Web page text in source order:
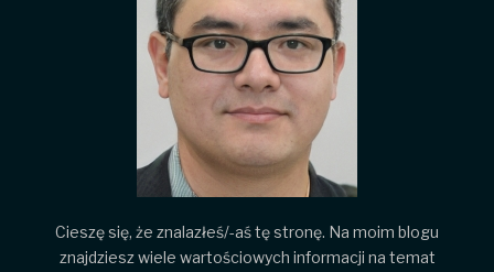
Cieszę się, że znalazłeś/-aś tę stronę. Na moim blogu
znajdziesz wiele wartościowych informacji na temat